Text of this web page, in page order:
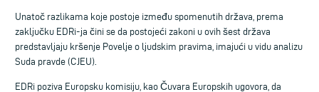
Unatoč razlikama koje postoje između spomenutih država, prema
zaključku EDRi-ja čini se da postojeći zakoni u ovih šest država
predstavljaju kršenje Povelje o ljudskim pravima, imajući u vidu analizu
Suda pravde (CJEU).
EDRi poziva Europsku komisiju, kao Čuvara Europskih ugovora, da